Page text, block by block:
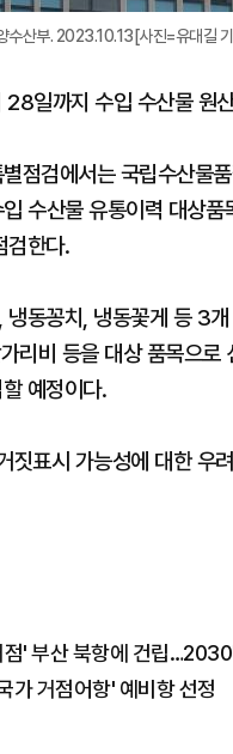
수산부. 2023.10.13[사진=유대
일까지 수입 수산물 원
점검에서는 국립수산물
수산물 유통이력 대상
검한다.
동꽁치, 냉동꽃게 등 3
리비 등을 대상 품목으로
예정이다.
짓표시 가능성에 대한 우
' 부산 북항에 건립
가 거점어항' 예비항 선정